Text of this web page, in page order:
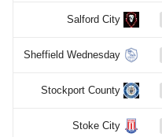
Salford City
Sheffield Wednesday
Stockport County
Stoke City